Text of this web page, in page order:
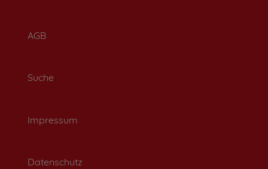
AGB
Suche
Impressum
Datenschutz